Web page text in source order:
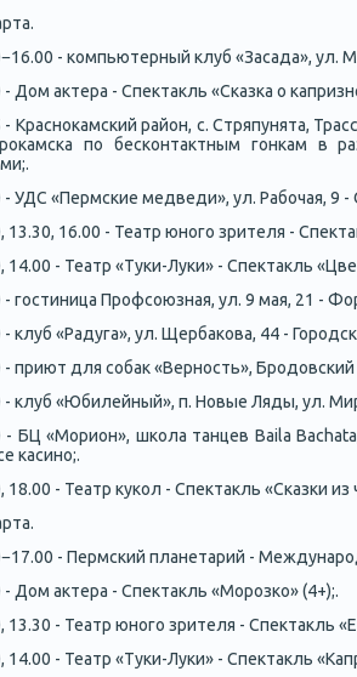
- компьютерный клуб «Засада», ул.
- Дом актера - Спектакль «Сказка о
- Краснокамский район, с. Стряпунята,
по бесконтактным гонкам в
- УДС «Пермские медведи», ул. Рабочая, 9
13.30, 16.00 - Театр юного зрителя -
14.00 - Театр «Туки-Луки» - Спектакль
- гостиница Профсоюзная, ул. 9 мая, 21 -
- клуб «Радуга», ул. Щербакова, 44 -
- приют для собак «Верность», Бродовский
- клуб «Юбилейный», п. Новые Ляды, ул.
- БЦ «Морион», школа танцев Baila
касино;.
18.00 - Театр кукол - Спектакль «Сказки из
- Пермский планетарий -
- Дом актера - Спектакль «Морозко» (4+);.
13.30 - Театр юного зрителя - Спектакль
14.00 - Театр «Туки-Луки» - Спектакль